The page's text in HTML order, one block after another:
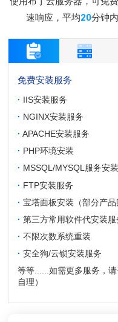
速响应，平均20分钟
免费安装服务
· IIS安装服务
· NGINX安装服务
· APACHE安装服务
· PHP环境安装
· MSSQL/MYSQL服务安装
· FTP安装服务
· 宝塔面板安装（部分产品
· 第三方常用软件代安装服
· 不限次数系统重装
· 安全狗/云锁安装服务
等等......如需更多服务，
自理）